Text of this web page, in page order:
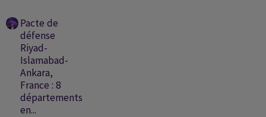
Pacte de
défense
Riyad-
Islamabad-
Ankara,
France : 8
départements
en...